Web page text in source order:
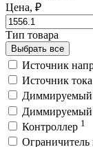
Цена, ₽
Тип товара
Выбрать все
Источник
Источник тока
Диммируемый
Диммируемый
Контроллер 1
Ограничитель